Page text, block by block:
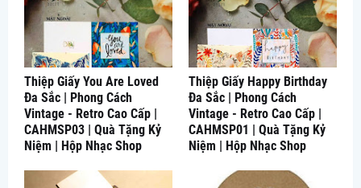
Thiệp Giấy You Are Loved
Đa Sắc | Phong Cách
Vintage - Retro Cao Cấp |
CAHMSP03 | Quà Tặng Kỷ
Niệm | Hộp Nhạc Shop
Thiệp Giấy Happy Birthday
Đa Sắc | Phong Cách
Vintage - Retro Cao Cấp |
CAHMSP01 | Quà Tặng Kỷ
Niệm | Hộp Nhạc Shop